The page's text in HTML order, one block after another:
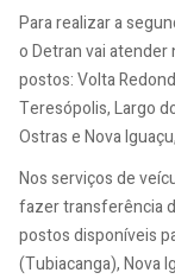
Para realizar a
o Detran vai atender
postos: Volta
Teresópolis, Largo
Ostras e Nova
Nos serviços de
fazer transferência
postos disponíveis
(Tubiacanga), Nova